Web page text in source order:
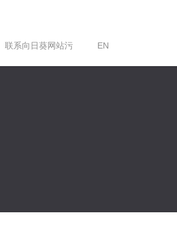
联系向日葵网站污 EN